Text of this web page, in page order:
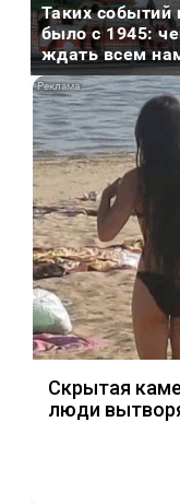
Таких событий
было с 1945:
ждать всем
Скрытая
люди